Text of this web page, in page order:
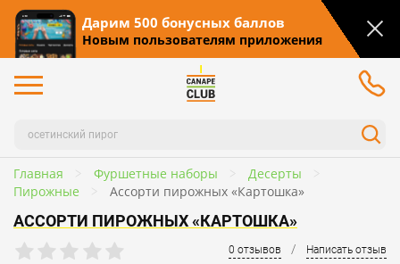
Дарим 500 бонусных баллов
Новым пользователям приложения
Главная Фуршетные наборы
Десерты
Пирожные
Ассорти пирожных «Картошка»
АССОРТИ ПИРОЖНЫХ «КАРТОШКА»
0 отзывов / Написать отзыв